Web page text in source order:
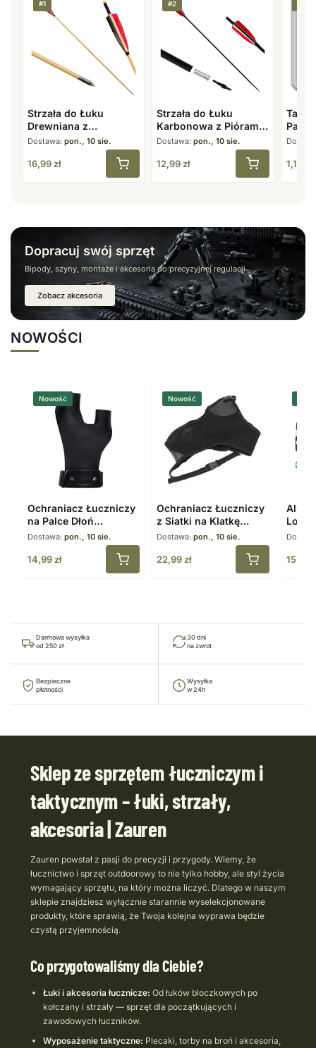
#1
Strzała do Łuku
Drewniana z
Naturalnymi Piórami 8
Dostawa: pon., 10 sie.
16,99zł
#2
Strzała do Łuku
Karbonowa z Piórami
7,8 mm 31,5″ Spine
Dostawa:pon., 10 sie.
12,99zł 1,19
Dopracuj swój sprzęt
Bipody, szyny, montaże i akcesoria do precyzyjnej regulacji
Zobacz akcesoria
NOWOŚCI
Nowość
Ochraniacz Łuczniczy
na Palce Dłoń
Skórzany Czarny
Dostawa: pon., 10 sie.
14,99 zł
Nowość
Ochraniacz Łuczniczy
z Siatki na Klatkę
Piersiową Regulowany
Dostawa:pon., 10 sie.
22,99 zł
Loop
15,99
Darmowa wysyłka
od 250 zł
30 dni
na zwrot
Bezpieczne
płatności
Wysyłka
w 24h
Sklep ze sprzętem łuczniczym i
taktycznym – łuki, strzały,
akcesoria | Zauren
Zauren powstał z pasji do precyzji i przygody. Wiemy, że
łucznictwo i sprzęt outdoorowy to nie tylko hobby, ale styl życia
wymagający sprzętu, na który można liczyć. Dlatego w naszym
sklepie znajdziesz wyłącznie starannie wyselekcjonowane
produkty, które sprawią, że Twoja kolejna wyprawa będzie
czystą przyjemnością.
Co przygotowaliśmy dla Ciebie?
Łuki i akcesoria łucznicze: Od łuków bloczkowych po
kołczany i strzały — sprzęt dla początkujących i
zawodowych łuczników.
Wyposażenie taktyczne: Plecaki, torby na broń i akcesoria,